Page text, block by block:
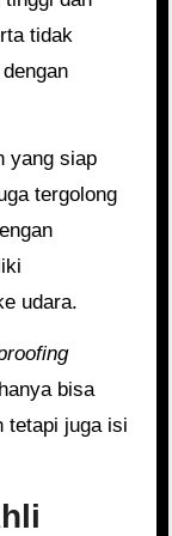
tidak
yang siap
tergolong
udara.
bisa
tetapi juga isi